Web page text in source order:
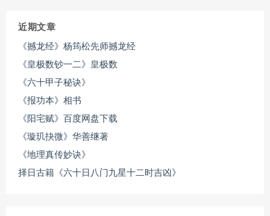
近期文章
《撼龙经》杨筠松先师撼龙经
《皇极数钞一二》皇极数
《六十甲子秘诀》
《报功本》相书
《阳宅赋》百度网盘下载
《璇玑抉微》华善继著
《地理真传妙诀》
择日古籍《六十日八门九星十二时吉凶》